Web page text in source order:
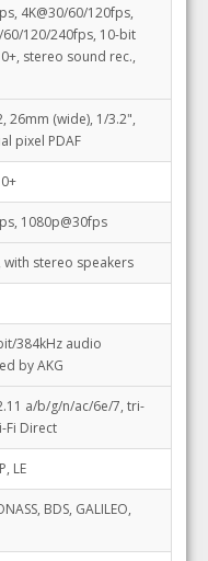
4K@30/60/120fps,
60/120/240fps, 10-bit
stereo sound rec.,
26mm (wide), 1/3.2",
pixel PDAF
1080p@30fps
with stereo speakers
384kHz audio
by AKG
a/b/g/n/ac/6e/7, tri-
Fi Direct
LE
BDS, GALILEO,